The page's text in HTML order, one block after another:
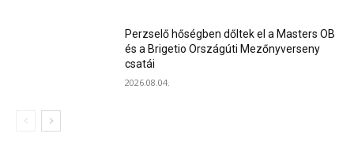
Perzselő hőségben dőltek el a Masters OB
és a Brigetio Országúti Mezőnyverseny
csatái
2026.08.04.